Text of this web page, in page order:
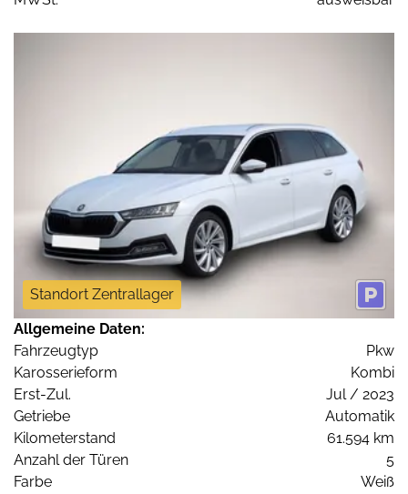
Standort Zentrallager
Allgemeine Daten:
Fahrzeugtyp
Pkw
Karosserieform
Kombi
Erst-Zul.
Jul / 2023
Getriebe
Automatik
Kilometerstand
61.594 km
Anzahl der Türen
5
Farbe
Weiß